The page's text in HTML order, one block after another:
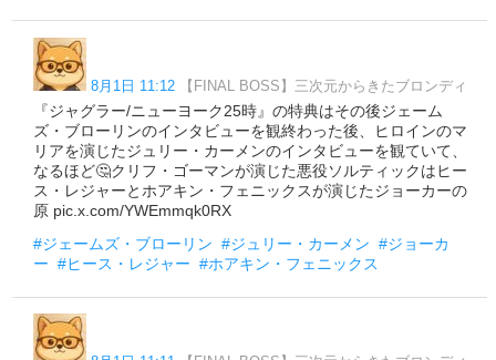
8月1日 11:12 【FINAL BOSS】三次元からきたブロンディ
『ジャグラー/ニューヨーク25時』の特典はその後ジェーム
ズ・ブローリンのインタビューを観終わった後、ヒロインのマ
リアを演じたジュリー・カーメンのインタビューを観ていて、
なるほど🤔クリフ・ゴーマンが演じた悪役ソルティックはヒー
ス・レジャーとホアキン・フェニックスが演じたジョーカーの
原 pic.x.com/YWEmmqk0RX
#ジェームズ・ブローリン #ジュリー・カーメン #ジョーカ
ー #ヒース・レジャー #ホアキン・フェニックス